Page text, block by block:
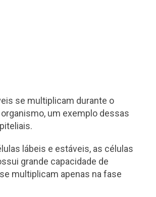
se multiplicam durante o
um exemplo dessas
lábeis e estáveis, as células
grande capacidade de
multiplicam apenas na fase